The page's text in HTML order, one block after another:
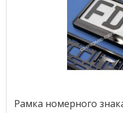
Рамка номерного